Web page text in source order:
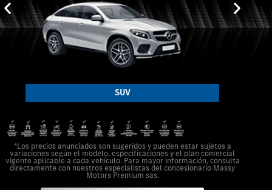
SUV
*Los precios anunciados son sugeridos y pueden estar sujetos a
variaciones según el modelo, especificaciones y el plan comercial
vigente aplicable a cada vehículo. Para mayor información, consulta
directamente con nuestros especialistas del concesionario Massy
Motors Premium sas.